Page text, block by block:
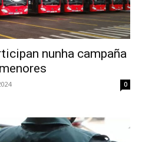
nunha campaña
0